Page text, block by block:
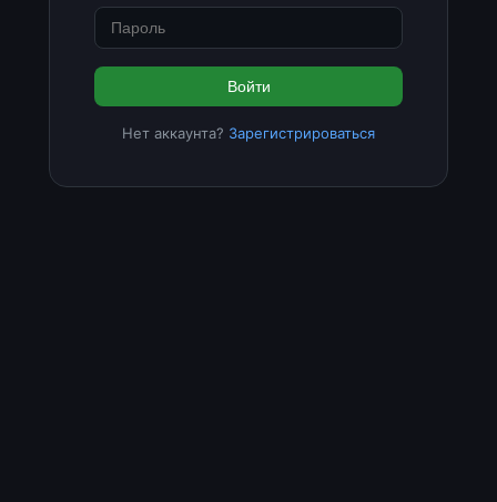
Войти
Нет аккаунта? Зарегистрироваться